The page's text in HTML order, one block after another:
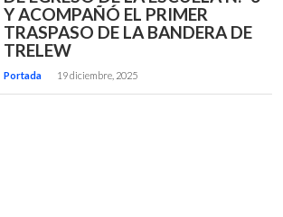
Y ACOMPAÑÓ EL PRIMER
TRASPASO DE LA BANDERA DE
TRELEW
Portada 19 diciembre, 2025